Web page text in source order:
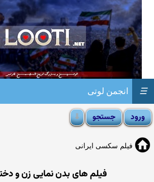
انجمن لوتی ☰
فیلم سکسی ایرانی
فیلم های بدن نمایی زن و